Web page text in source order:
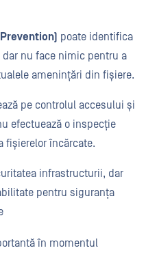
poate identifica
nu face nimic pentru a
amenințări din fișiere.
pe controlul accesului și
efectuează o inspecție
fișierelor încărcate.
infrastructurii, dar
pentru siguranța
în momentul